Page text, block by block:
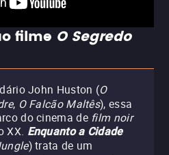
filme O Segredo
John Huston (O
, O Falcão Maltês), essa
do cinema de film noir
XX. Enquanto a Cidade
) trata de um